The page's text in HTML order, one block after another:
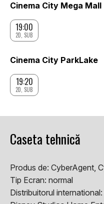
Cinema City Mega Mall
19:00
2D, SUB
Cinema City ParkLake
19:20
2D, SUB
Caseta tehnică
Produs de: CyberAgent,
Tip Ecran: normal
Distribuitorul international: